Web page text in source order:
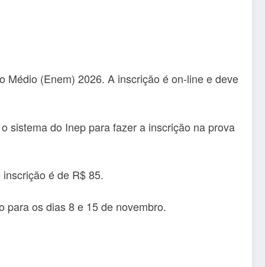
Médio (Enem) 2026. A inscrição é on-line e deve
sistema do Inep para fazer a inscrição na prova
é de R$ 85.
para os dias 8 e 15 de novembro.